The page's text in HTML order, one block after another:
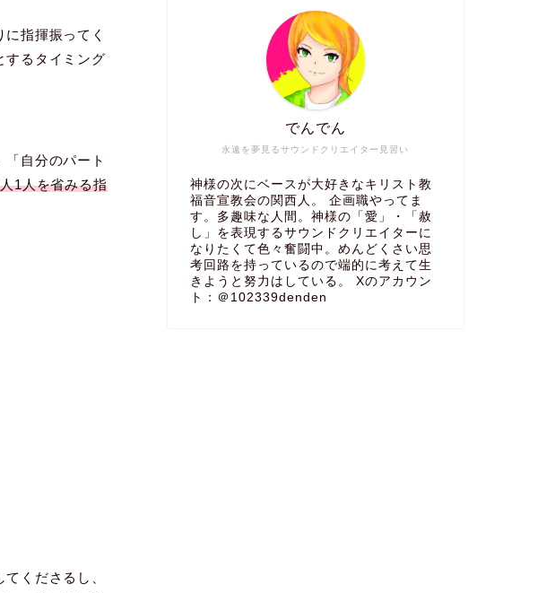
指揮振ってく
するタイミング
自分のパート
1人を省みる指
くださるし、
永遠を夢見るサウンドクリエイター見習い
でんでん
神様の次にベースが大好きなキリスト教
福音宣教会の関西人。 企画職やってま
す。多趣味な人間。神様の「愛」・「赦
し」を表現するサウンドクリエイターに
なりたくて色々奮闘中。めんどくさい思
考回路を持っているので端的に考えて生
きようと努力はしている。 Xのアカウン
ト：＠102339denden